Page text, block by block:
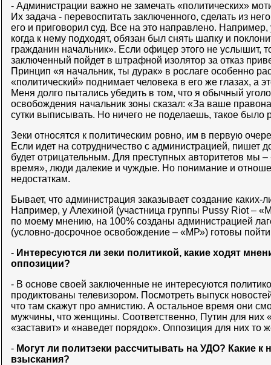
- Администрации важно не замечать «политических»
Их задача - перевоспитать заключенного, сделать из
его и приговорил суд. Все на это направлено.
когда к нему подходят, обязан был снять шапку и
гражданин начальник». Если офицер этого не услышит,
заключенный пойдет в штрафной изолятор за отказ
Принцип «я начальник, ты дурак» в рослаге особенно
«политический» поднимает человека в его же глазах, а
Меня долго пытались убедить в том, что я обычный
освобождения начальник зоны сказал: «За ваше
сутки выписывать. Но ничего не поделаешь, такое было
Зеки относятся к политическим ровно, им в первую
Если идет на сотрудничество с администрацией, пишет
будет отрицательным. Для преступных авторитетов мы
время», люди далекие и чуждые. Но понимание и
недостаткам.
Бывает, что администрация заказывает создание каких-
Например, у Алехиной (участница группы Pussy Riot –
по моему мнению, на 100% созданы администрацией
(условно-досрочное освобождение – «МР») готовы
- Интересуются ли зеки политикой, какие ходят
оппозиции?
- В основе своей заключенные не интересуются
продиктованы телевизором. Посмотреть выпуск
что там скажут про амнистию. А остальное время они
мужчины, что женщины. Соответственно, Путин для них
«заставит» и «наведет порядок». Оппозиция для них то
- Могут ли политзеки рассчитывать на УДО? Какие
взыскания?